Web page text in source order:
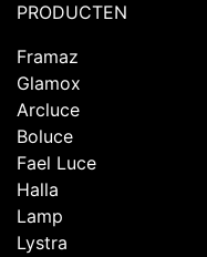
PRODUCTEN
Framaz
Glamox
Arcluce
Boluce
Fael Luce
Halla
Lamp
Lystra